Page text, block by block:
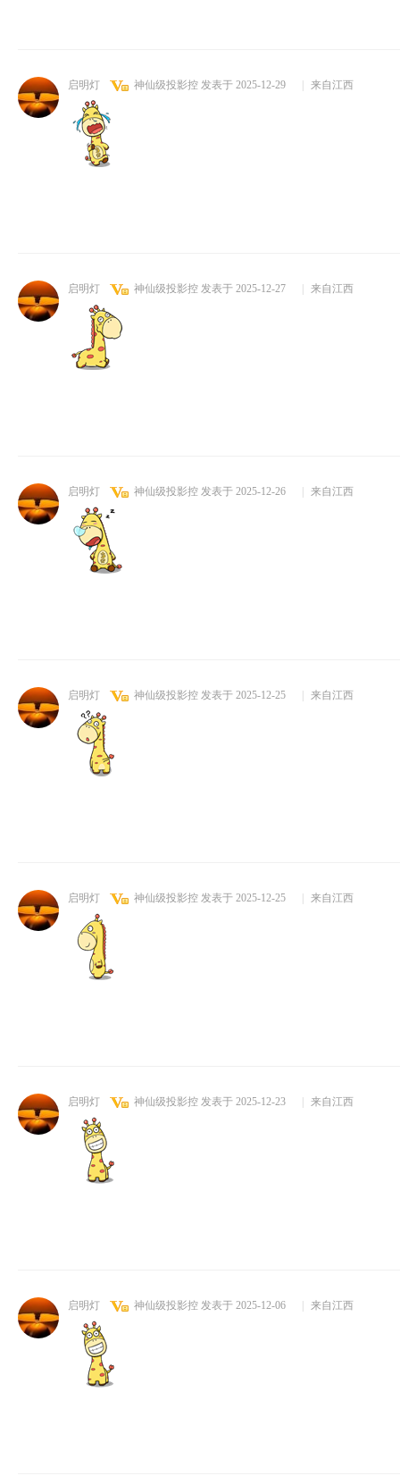
启明灯 神仙级投影控 发表于 2025-12-29 来自江西
启明灯 神仙级投影控 发表于 2025-12-27 来自江西
启明灯 神仙级投影控 发表于 2025-12-26 来自江西
启明灯 神仙级投影控 发表于 2025-12-25 来自江西
启明灯 神仙级投影控 发表于 2025-12-25 来自江西
启明灯 神仙级投影控 发表于 2025-12-23 来自江西
启明灯 神仙级投影控 发表于 2025-12-06 来自江西